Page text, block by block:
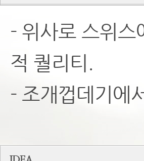
- 위사로 스위스
적 퀄리티.
- 조개껍데기에